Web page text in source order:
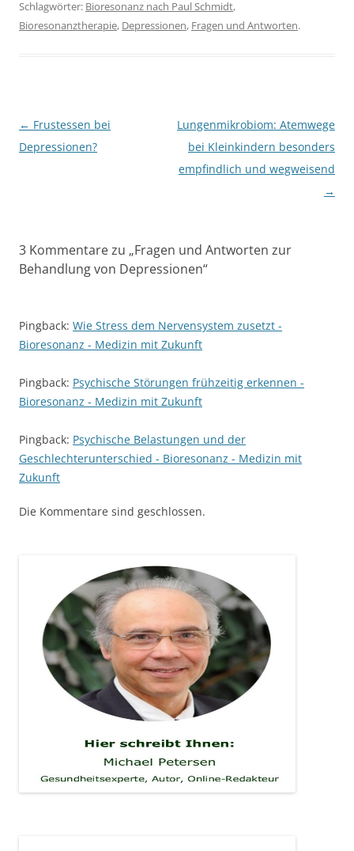
Schlagwörter: Bioresonanz nach Paul Schmidt,
Bioresonanztherapie, Depressionen, Fragen und Antworten.
Beitragsnavigation
← Frustessen bei
Depressionen?
Lungenmikrobiom: Atemwege
bei Kleinkindern besonders
empfindlich und wegweisend
→
3 Kommentare zu „Fragen und Antworten zur
Behandlung von Depressionen“
Pingback: Wie Stress dem Nervensystem zusetzt -
Bioresonanz - Medizin mit Zukunft
Pingback: Psychische Störungen frühzeitig erkennen -
Bioresonanz - Medizin mit Zukunft
Pingback: Psychische Belastungen und der
Geschlechterunterschied - Bioresonanz - Medizin mit
Zukunft
Die Kommentare sind geschlossen.